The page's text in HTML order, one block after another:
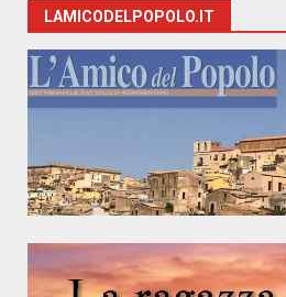
LAMICODELPOPOLO.IT